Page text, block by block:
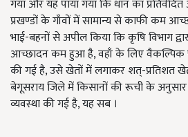
गया और यह पाया गया कि धान का
प्रखण्डों के गाँवों में सामान्य से काफी कम
भाई-बहनों से अपील किया कि कृषि विभाग
आच्छादन कम हुआ है, वहाँ के लिए वैकल्पिक
की गई है, उसे खेतों में लगाकर शत्-प्रतिशत
बेगूसराय जिले में किसानों की रूची के
व्यवस्था की गई है, यह सब ।